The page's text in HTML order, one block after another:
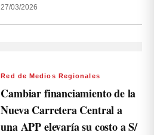
27/03/2026
Red de Medios Regionales
Cambiar financiamiento de la
Nueva Carretera Central a
una APP elevaría su costo a S/